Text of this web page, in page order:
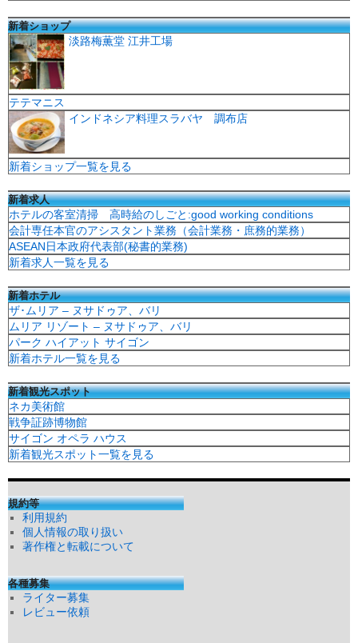
新着ショップ
淡路梅薫堂 江井工場
テテマニス
インドネシア料理スラバヤ 調布店
新着ショップ一覧を見る
新着求人
ホテルの客室清掃 高時給のしごと:good working conditions
会計専任本官のアシスタント業務（会計業務・庶務的業務）
ASEAN日本政府代表部(秘書的業務)
新着求人一覧を見る
新着ホテル
ザ･ムリア – ヌサドゥア、バリ
ムリア リゾート – ヌサドゥア、バリ
パーク ハイアット サイゴン
新着ホテル一覧を見る
新着観光スポット
ネカ美術館
戦争証跡博物館
サイゴン オペラ ハウス
新着観光スポット一覧を見る
規約等
利用規約
個人情報の取り扱い
著作権と転載について
各種募集
ライター募集
レビュー依頼